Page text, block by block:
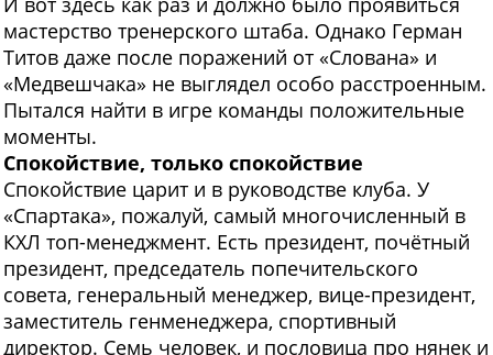
мастерство тренерского штаба. Однако Герман
Титов даже после поражений от «Слована» и
«Медвешчака» не выглядел особо расстроенным.
Пытался найти в игре команды положительные
моменты.
Спокойствие, только спокойствие
Спокойствие царит и в руководстве клуба. У
«Спартака», пожалуй, самый многочисленный в
КХЛ топ-менеджмент. Есть президент, почётный
президент, председатель попечительского
совета, генеральный менеджер, вице-президент,
заместитель генменеджера, спортивный
директор. Семь человек, и пословица про нянек и